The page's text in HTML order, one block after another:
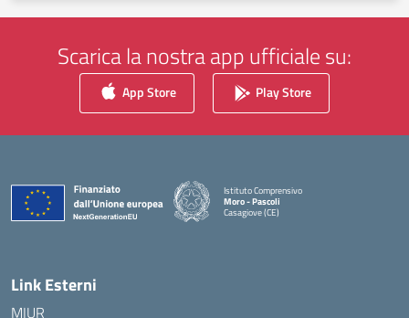
Scarica la nostra app ufficiale su:
App Store Play Store
Istituto Comprensivo
Moro - Pascoli
Casagiove (CE)
— Visita la pagina iniziale della scuola
Link Esterni
MIUR